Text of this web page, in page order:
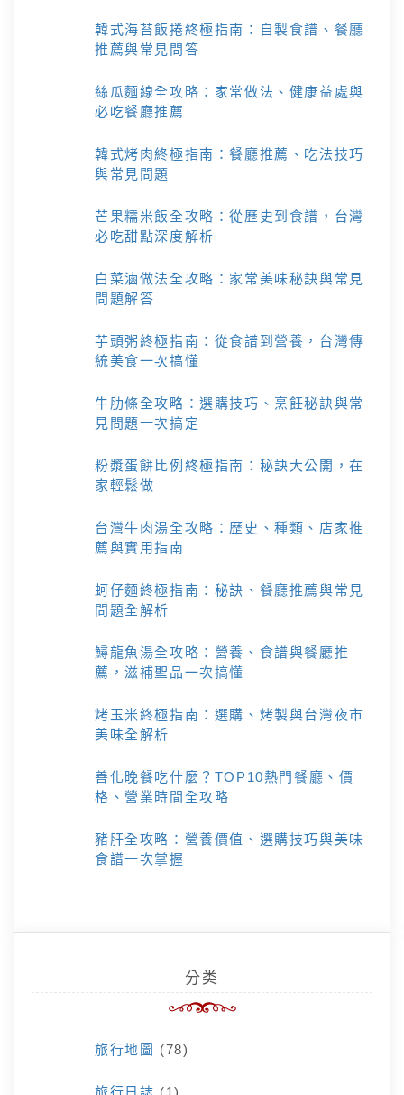
韓式海苔飯捲終極指南：自製食譜、餐廳
推薦與常見問答
絲瓜麵線全攻略：家常做法、健康益處與
必吃餐廳推薦
韓式烤肉終極指南：餐廳推薦、吃法技巧
與常見問題
芒果糯米飯全攻略：從歷史到食譜，台灣
必吃甜點深度解析
白菜滷做法全攻略：家常美味秘訣與常見
問題解答
芋頭粥終極指南：從食譜到營養，台灣傳
統美食一次搞懂
牛肋條全攻略：選購技巧、烹飪秘訣與常
見問題一次搞定
粉漿蛋餅比例終極指南：秘訣大公開，在
家輕鬆做
台灣牛肉湯全攻略：歷史、種類、店家推
薦與實用指南
蚵仔麵終極指南：秘訣、餐廳推薦與常見
問題全解析
鱘龍魚湯全攻略：營養、食譜與餐廳推
薦，滋補聖品一次搞懂
烤玉米終極指南：選購、烤製與台灣夜市
美味全解析
善化晚餐吃什麼？TOP10熱門餐廳、價
格、營業時間全攻略
豬肝全攻略：營養價值、選購技巧與美味
食譜一次掌握
分类
旅行地圖 (78)
旅行日誌 (1)